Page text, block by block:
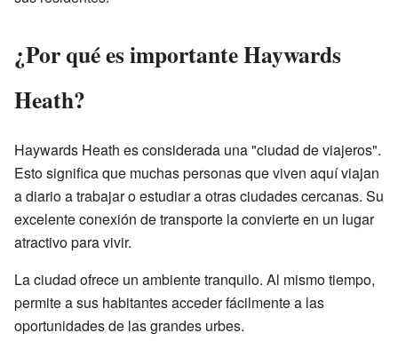
¿Por qué es importante Haywards
Heath?
Haywards Heath es considerada una "ciudad de viajeros".
Esto significa que muchas personas que viven aquí viajan
a diario a trabajar o estudiar a otras ciudades cercanas. Su
excelente conexión de transporte la convierte en un lugar
atractivo para vivir.
La ciudad ofrece un ambiente tranquilo. Al mismo tiempo,
permite a sus habitantes acceder fácilmente a las
oportunidades de las grandes urbes.